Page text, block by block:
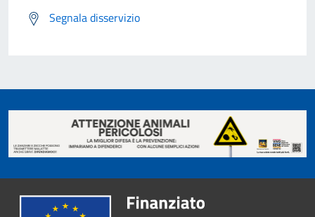
Segnala disservizio